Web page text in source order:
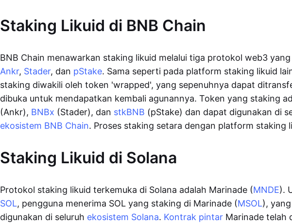
Staking Likuid di BNB Chain
BNB Chain menawarkan staking likuid melalui tiga protokol web3
Ankr, Stader, dan pStake. Sama seperti pada platform staking likuid
staking diwakili oleh token 'wrapped', yang sepenuhnya dapat
dibuka untuk mendapatkan kembali agunannya. Token yang staking
(Ankr), BNBx (Stader), dan stkBNB (pStake) dan dapat digunakan di
ekosistem BNB Chain. Proses staking setara dengan platform staking
Staking Likuid di Solana
Protokol staking likuid terkemuka di Solana adalah Marinade (MNDE).
SOL, pengguna menerima SOL yang staking di Marinade (MSOL),
digunakan di seluruh ekosistem Solana. Kontrak pintar Marinade telah